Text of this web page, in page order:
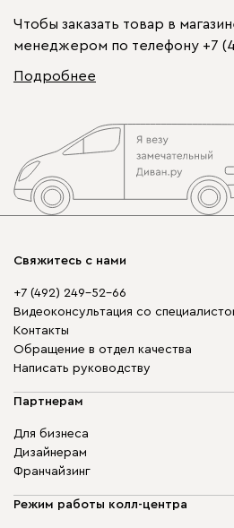
Чтобы заказать товар в
менеджером по телефону +7
Подробнее
Свяжитесь с нами
+7 (492) 249-52-66
Видеоконсультация со
Контакты
Обращение в отдел качества
Написать руководству
Партнерам
Для бизнеса
Дизайнерам
Франчайзинг
Режим работы колл-центра